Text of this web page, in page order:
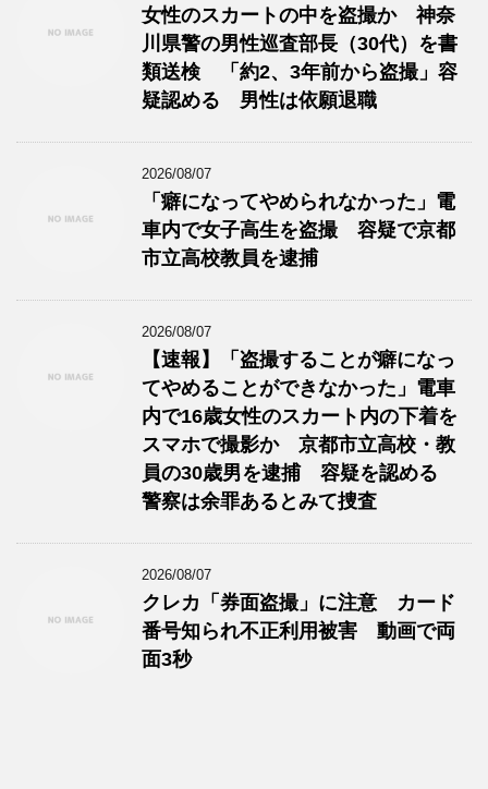
女性のスカートの中を盗撮か 神奈
川県警の男性巡査部長（30代）を書
類送検 「約2、3年前から盗撮」容
疑認める 男性は依願退職
2026/08/07
「癖になってやめられなかった」電
車内で女子高生を盗撮 容疑で京都
市立高校教員を逮捕
2026/08/07
【速報】「盗撮することが癖になっ
てやめることができなかった」電車
内で16歳女性のスカート内の下着を
スマホで撮影か 京都市立高校・教
員の30歳男を逮捕 容疑を認める
警察は余罪あるとみて捜査
2026/08/07
クレカ「券面盗撮」に注意 カード
番号知られ不正利用被害 動画で両
面3秒